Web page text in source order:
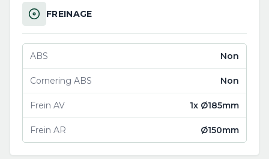
FREINAGE
ABS Non
Cornering ABS Non
Frein AV 1x Ø185mm
Frein AR Ø150mm